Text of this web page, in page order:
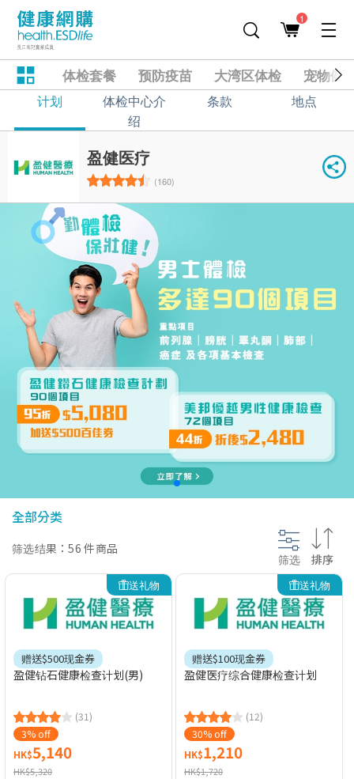
1
体检套餐 预防疫苗 大湾区体检 宠物健
计划
体检中心介
绍
条款 地点
盈健医疗
(160)
@section InlineScriptsHead {
全部分类
筛选结果：56 件商品
筛选 排序
送礼物
赠送$500现金券
盈健钻石健康检查计划(男)
(31)
3% off
HK$5,140
HK$5,320
送礼物
赠送$100现金券
盈健医疗综合健康检查计划
(12)
30% off
HK$1,210
HK$1,720